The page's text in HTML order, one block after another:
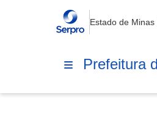
Estado de Minas
Prefeitura